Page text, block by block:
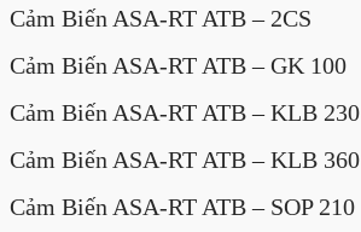
Cảm Biến ASA-RT ATB – 2CS
Cảm Biến ASA-RT ATB – GK 100
Cảm Biến ASA-RT ATB – KLB 230
Cảm Biến ASA-RT ATB – KLB 360
Cảm Biến ASA-RT ATB – SOP 210